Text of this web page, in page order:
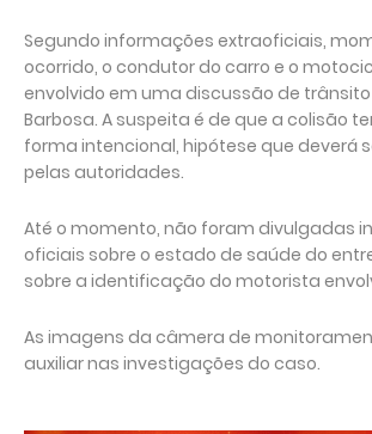
Segundo informações extraoficiais,
ocorrido, o condutor do carro e o
envolvido em uma discussão de trânsito
Barbosa. A suspeita é de que a colisão
forma intencional, hipótese que deverá
pelas autoridades.
Até o momento, não foram divulgadas
oficiais sobre o estado de saúde do
sobre a identificação do motorista
As imagens da câmera de
auxiliar nas investigações do caso.